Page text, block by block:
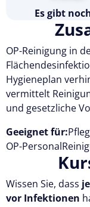
Es gibt
Testen Sie
OP-Reinigung in
Hygieneplan
vermittelt
und gesetzliche
Geeignet für:
OP-Personal
Wissen Sie, dass
vor Infektionen